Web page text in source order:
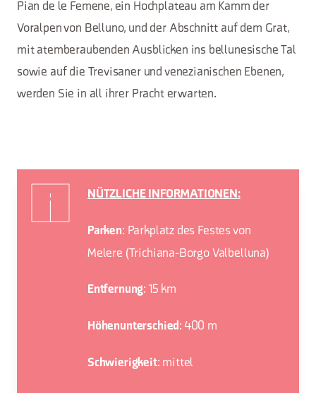
Pian de le Femene, ein Hochplateau am Kamm der
Voralpen von Belluno, und der Abschnitt auf dem Grat,
mit atemberaubenden Ausblicken ins bellunesische Tal
sowie auf die Trevisaner und venezianischen Ebenen,
werden Sie in all ihrer Pracht erwarten.
NÜTZLICHE INFORMATIONEN:
Parken: Parkplatz des Festes von
Melere (Trichiana-Borgo Valbelluna)
Entfernung: 15 km
Höhenunterschied : 400 m
Schwierigkeit: mittel